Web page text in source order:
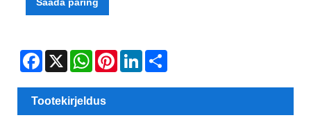
Facebook
X WhatsAppPinterestLinkedIn
Tootekirjeldus